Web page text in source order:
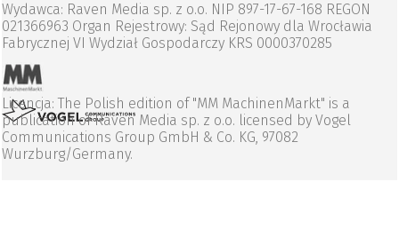
Wydawca: Raven Media sp. z o.o. NIP 897-17-67-168 REGON
021366963 Organ Rejestrowy: Sąd Rejonowy dla Wrocławia
Fabrycznej VI Wydział Gospodarczy KRS 0000370285
Licencja: The Polish edition of "MM MachinenMarkt" is a
publication of Raven Media sp. z o.o. licensed by Vogel
Communications Group GmbH & Co. KG, 97082
Wurzburg/Germany.